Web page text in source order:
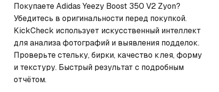
Покупаете Adidas Yeezy Boost 350 V2 Zyon?
Убедитесь в оригинальности перед покупкой.
KickCheck использует искусственный интеллект
для анализа фотографий и выявления подделок.
Проверьте стельку, бирки, качество клея, форму
и текстуру. Быстрый результат с подробным
отчётом.